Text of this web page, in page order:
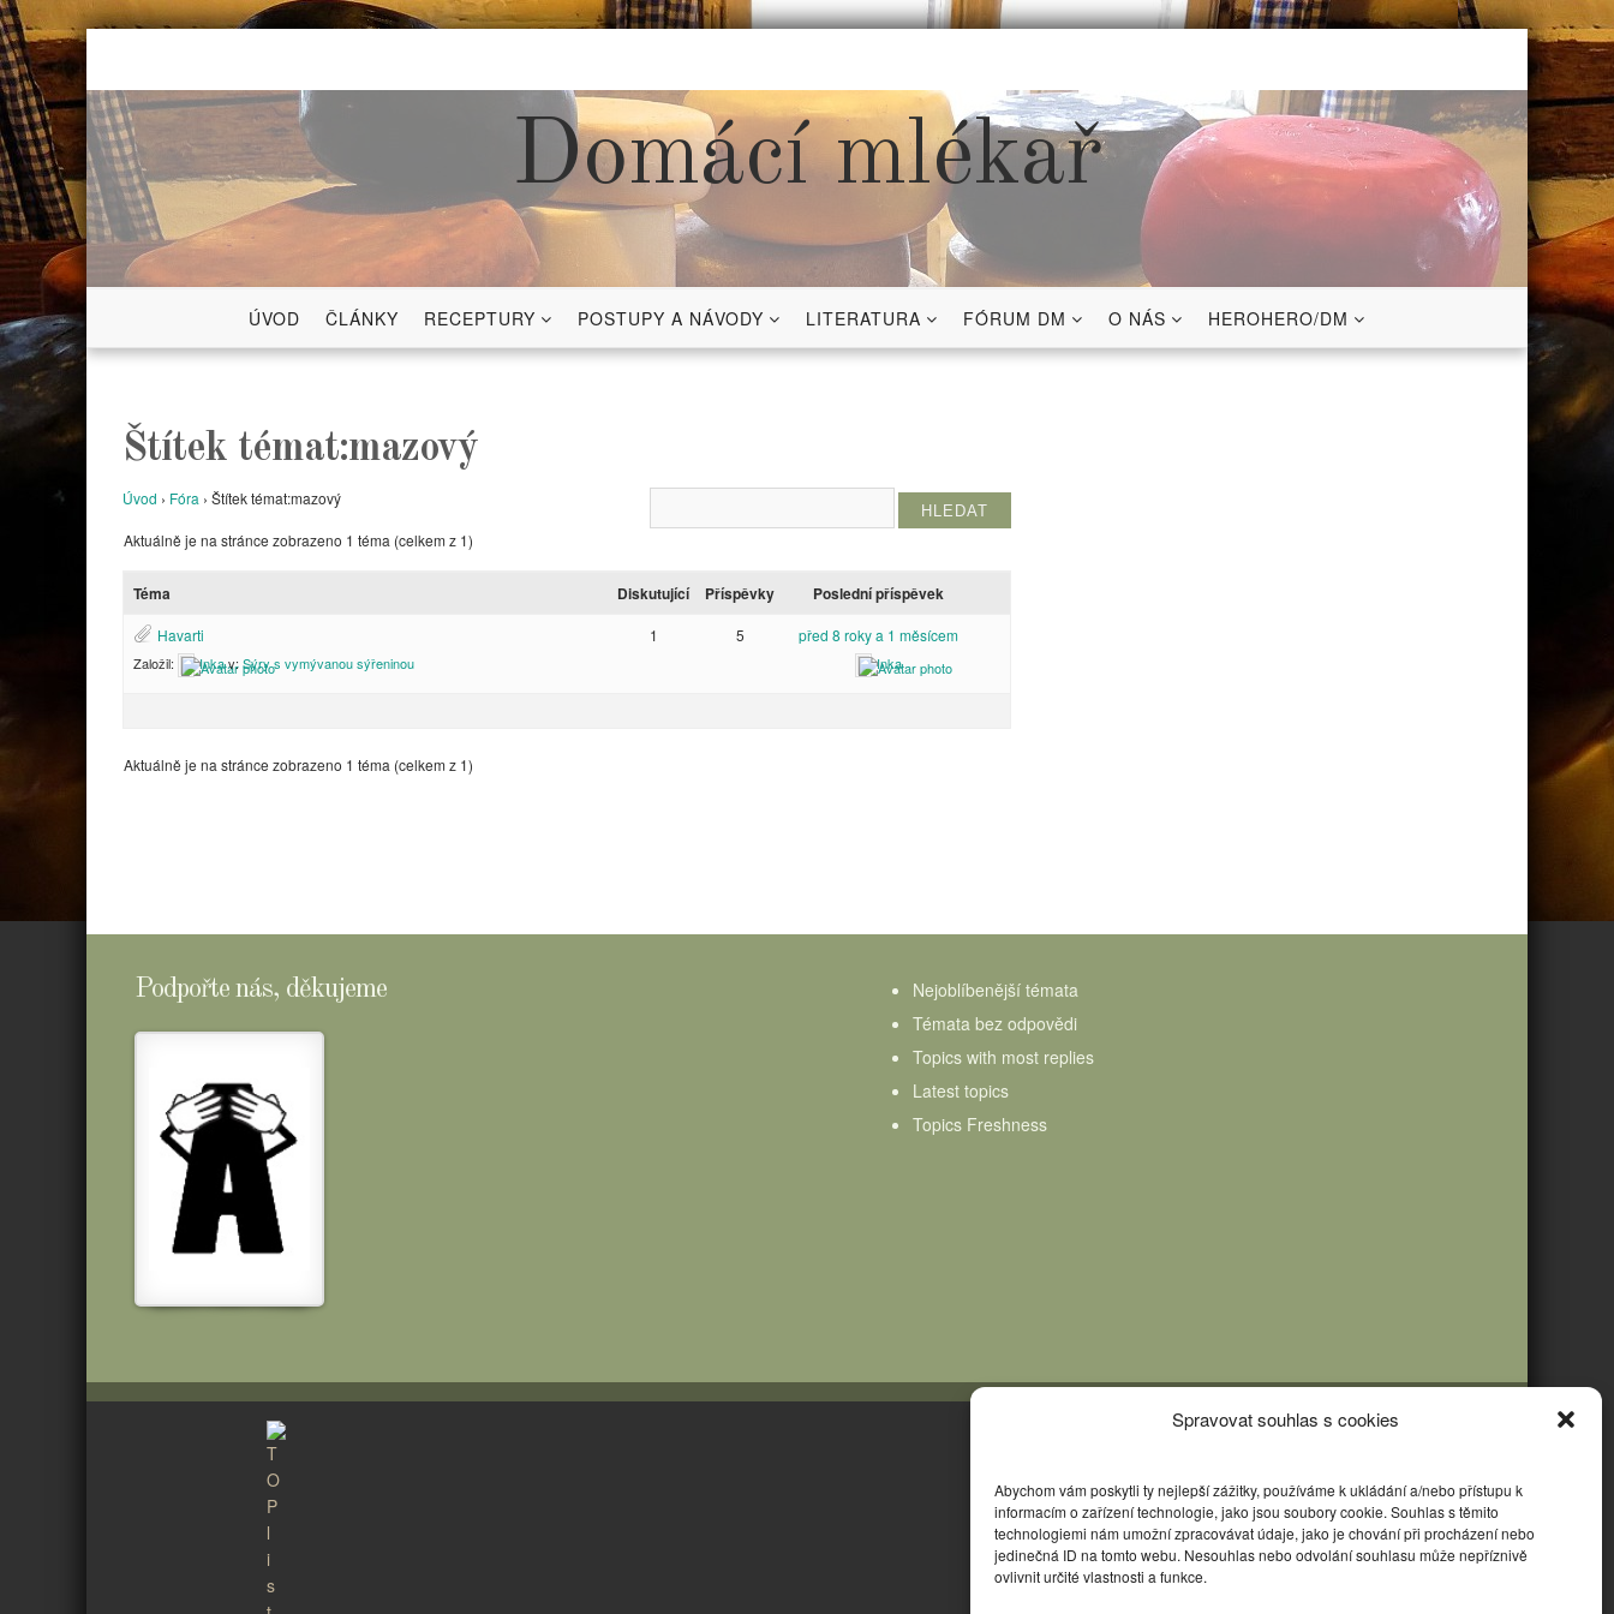
Spravovat souhlas s cookies
Abychom vám poskytli ty nejlepší zážitky, používáme k ukládání a/nebo přístupu k
informacím o zařízení technologie, jako jsou soubory cookie. Souhlas s těmito
technologiemi nám umožní zpracovávat údaje, jako je chování při procházení nebo
jedinečná ID na tomto webu. Nesouhlas nebo odvolání souhlasu může nepříznivě
ovlivnit určité vlastnosti a funkce.
Skip
content
Domácí mlékař
ÚVOD ČLÁNKY RECEPTURY POSTUPY A NÁVODY LITERATURA FÓRUM DM O NÁS HEROHERO/DM
Štítek témat:mazový
Úvod › Fóra › Štítek témat:mazový
Aktuálně je na stránce zobrazeno 1 téma (celkem z 1)
Téma Diskutující Příspěvky Poslední příspěvek
Havarti
Založil: Inkav:Sýry s vymývanou sýřeninou
1 5 před 8 roky a 1 měsícem
Inka
Aktuálně je na stránce zobrazeno 1 téma (celkem z 1)
Podpořte nás, děkujeme
Nejoblíbenější témata
Témata bez odpovědi
Topics with most replies
Latest topics
Topics Freshness